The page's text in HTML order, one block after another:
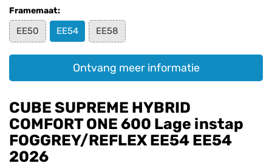
Framemaat:
EE50 EE54 EE58
Ontvang meer informatie
CUBE SUPREME HYBRID
COMFORT ONE 600 Lage instap
FOGGREY/REFLEX EE54 EE54
2026